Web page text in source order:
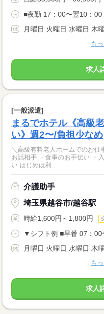
■夜勤 17：00〜翌10：00
月曜日 火曜日 水曜日 木
も
求人
[一般派遣]
まるでホテル《高級
い》週2〜/負担少なめ
＼高級有料老人ホームでのお仕事／ 【お仕事内容】 ・入居者
お話相手 ・食事のお手伝い ・
い はじめは利...
介護助手
埼玉県越谷市/越谷駅
時給1,600円～1,800円
▼シフト例 ■早番 07：00
月曜日 火曜日 水曜日 木
も
求人